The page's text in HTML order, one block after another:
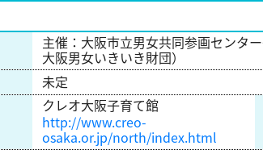
主催：大阪市立男女共同参画センタ
大阪男女いきいき財団）
未定
クレオ大阪子育て館
http://www.creo-
osaka.or.jp/north/index.html